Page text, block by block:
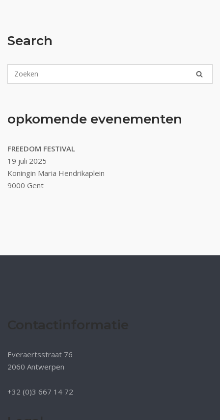
Search
opkomende evenementen
FREEDOM FESTIVAL
19 juli 2025
Koningin Maria Hendrikaplein
9000 Gent
Everaertsstraat 76
2060 Antwerpen
+32 (0)3 667 14 72